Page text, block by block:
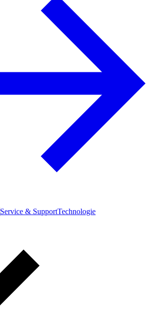
Service & SupportTechnologie